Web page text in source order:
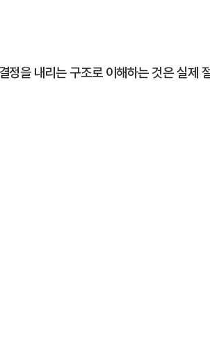
정을 내리는 구조로 이해하는 것은 실제